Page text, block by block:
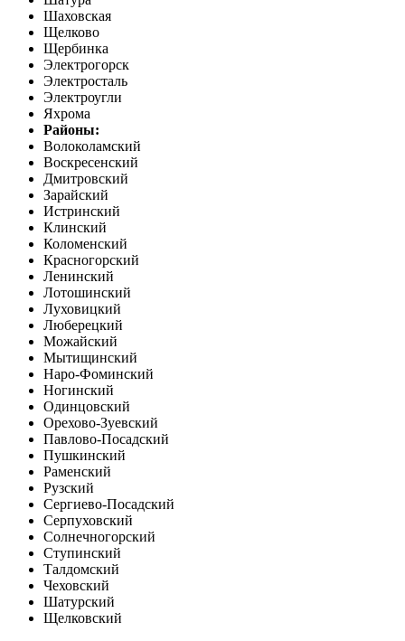
Шаховская
Щелково
Щербинка
Электрогорск
Электросталь
Электроугли
Яхрома
Районы:
Волоколамский
Воскресенский
Дмитровский
Зарайский
Истринский
Клинский
Коломенский
Красногорский
Ленинский
Лотошинский
Луховицкий
Люберецкий
Можайский
Мытищинский
Наро-Фоминский
Ногинский
Одинцовский
Орехово-Зуевский
Павлово-Посадский
Пушкинский
Раменский
Рузский
Сергиево-Посадский
Серпуховский
Солнечногорский
Ступинский
Талдомский
Чеховский
Шатурский
Щелковский